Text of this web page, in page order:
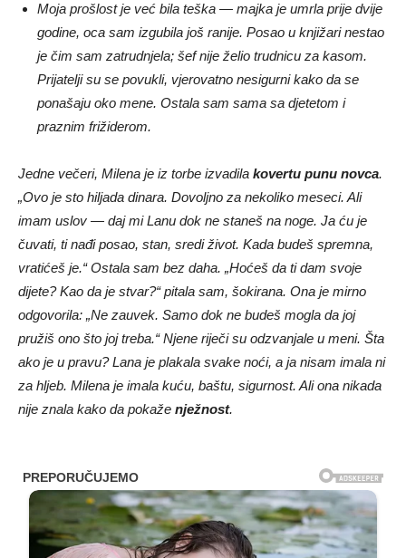
Moja prošlost je već bila teška — majka je umrla prije dvije
godine, oca sam izgubila još ranije. Posao u knjižari nestao
je čim sam zatrudnjela; šef nije želio trudnicu za kasom.
Prijatelji su se povukli, vjerovatno nesigurni kako da se
ponašaju oko mene. Ostala sam sama sa djetetom i
praznim frižiderom.
Jedne večeri, Milena je iz torbe izvadila kovertu punu novca.
„Ovo je sto hiljada dinara. Dovoljno za nekoliko meseci. Ali
imam uslov — daj mi Lanu dok ne staneš na noge. Ja ću je
čuvati, ti nađi posao, stan, sredi život. Kada budeš spremna,
vratićeš je.“ Ostala sam bez daha. „Hoćeš da ti dam svoje
dijete? Kao da je stvar?“ pitala sam, šokirana. Ona je mirno
odgovorila: „Ne zauvek. Samo dok ne budeš mogla da joj
pružiš ono što joj treba.“ Njene riječi su odzvanjale u meni. Šta
ako je u pravu? Lana je plakala svake noći, a ja nisam imala ni
za hljeb. Milena je imala kuću, baštu, sigurnost. Ali ona nikada
nije znala kako da pokaže nježnost.